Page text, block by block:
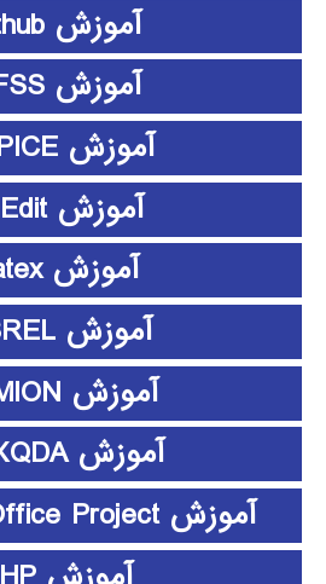
آموزش github
آموزش HFSS
آموزش HSPICE
آموزش L-Edit
آموزش Latex
آموزش LISREL
آموزش LUMION
آموزش MAXQDA
آموزش Microsoft Office Project